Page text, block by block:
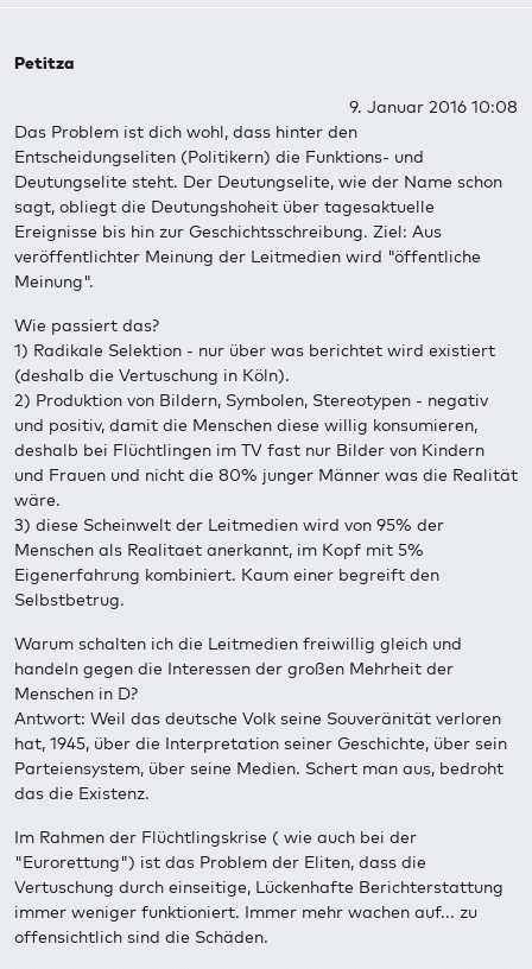
Petitza
9. Januar 2016 10:08
Das Problem ist dich wohl, dass hinter den
Entscheidungseliten (Politikern) die Funktions- und
Deutungselite steht. Der Deutungselite, wie der Name schon
sagt, obliegt die Deutungshoheit über tagesaktuelle
Ereignisse bis hin zur Geschichtsschreibung. Ziel: Aus
veröffentlichter Meinung der Leitmedien wird "öffentliche
Meinung".
Wie passiert das?
1) Radikale Selektion - nur über was berichtet wird existiert
(deshalb die Vertuschung in Köln).
2) Produktion von Bildern, Symbolen, Stereotypen - negativ
und positiv, damit die Menschen diese willig konsumieren,
deshalb bei Flüchtlingen im TV fast nur Bilder von Kindern
und Frauen und nicht die 80% junger Männer was die Realität
wäre.
3) diese Scheinwelt der Leitmedien wird von 95% der
Menschen als Realitaet anerkannt, im Kopf mit 5%
Eigenerfahrung kombiniert. Kaum einer begreift den
Selbstbetrug.
Warum schalten ich die Leitmedien freiwillig gleich und
handeln gegen die Interessen der großen Mehrheit der
Menschen in D?
Antwort: Weil das deutsche Volk seine Souveränität verloren
hat, 1945, über die Interpretation seiner Geschichte, über sein
Parteiensystem, über seine Medien. Schert man aus, bedroht
das die Existenz.
Im Rahmen der Flüchtlingskrise ( wie auch bei der
"Eurorettung") ist das Problem der Eliten, dass die
Vertuschung durch einseitige, Lückenhafte Berichterstattung
immer weniger funktioniert. Immer mehr wachen auf... zu
offensichtlich sind die Schäden.